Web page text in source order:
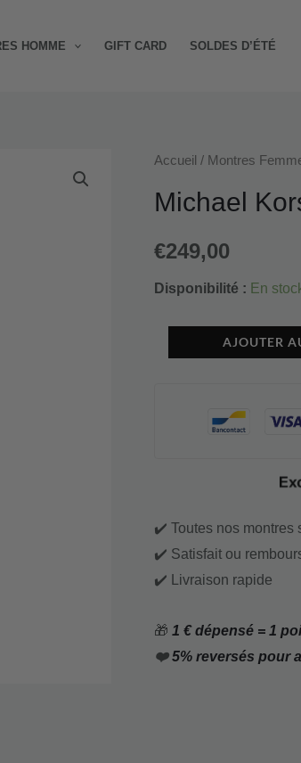
HOMME GIFT CARD SOLDES D’ÉTÉ
Accueil / Montres
Michael
€249,00
Disponibilité : En
quantité
Michael
MK3417
AJOUTER
✔️ Toutes nos montres
✔️ Satisfait ou
✔️ Livraison rapide
🎁 1 € dépensé = 1
❤️5% reversés pour